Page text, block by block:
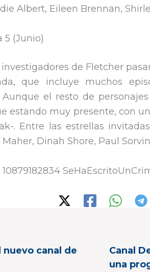
Albert, Eileen Brennan,
5 (Junio)
de Fletcher
que incluye muchos
el resto de
estando muy presente, con
. Entre las estrellas
Dinah Shore, Paul
nuevo canal de
Canal
una